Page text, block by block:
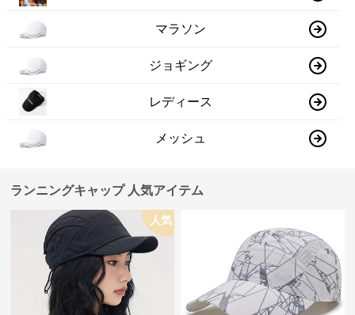
マラソン
ジョギング
レディース
メッシュ
ランニングキャップ 人気アイテム
人気